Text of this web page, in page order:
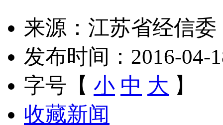
来源：江苏省经信委
发布时间：2016-04-
字号【 小 中 大 】
收藏新闻